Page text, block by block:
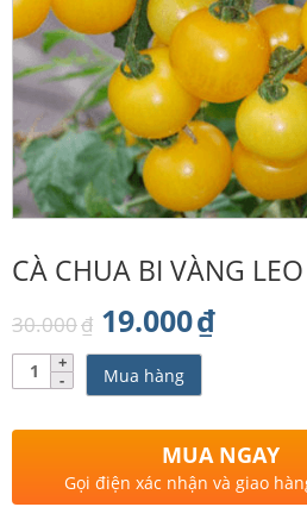
CÀ CHUA BI VÀNG LEO
30.000₫ Giá
gốc
là:
30.000₫.
19.000₫Giá
là:
Số
lượng
Mua hàng
MUA NGAY
Gọi điện xác nhận và giao